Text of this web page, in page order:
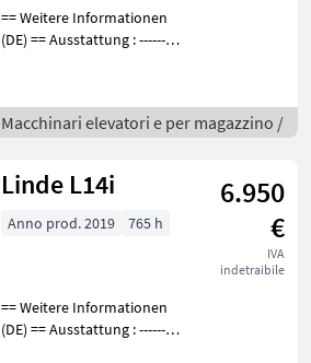
== Weitere Informationen
(DE) == Ausstattung : ----------
sich generell um
abgelesene Stunden. Gerne
Macchinari elevatori e per magazzino /
Linde L14i
6.950
€
IVA
indetraibile
Anno prod. 2019 765 h
== Weitere Informationen
(DE) == Ausstattung : ----------